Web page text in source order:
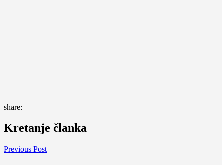
share:
Kretanje članka
Previous Post